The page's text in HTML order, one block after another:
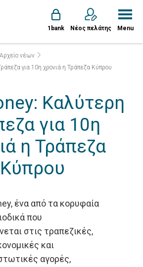
1bank Νέος πελάτης Menu
Αρχείο νέων
για 10η χρονιά η Τράπεζα Κύπρου
Καλύτερη
για 10η
η Τράπεζα
Κύπρου
ένα από τα κορυφαία
που
στις τραπεζικές,
και
αγορές,